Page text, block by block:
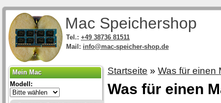
Startseite » Was für einen
Was für einen
Mein Mac
Modell:
Mac Speichershop
Tel.: +49 38736 81511
Mail: info@mac-speicher-shop.de